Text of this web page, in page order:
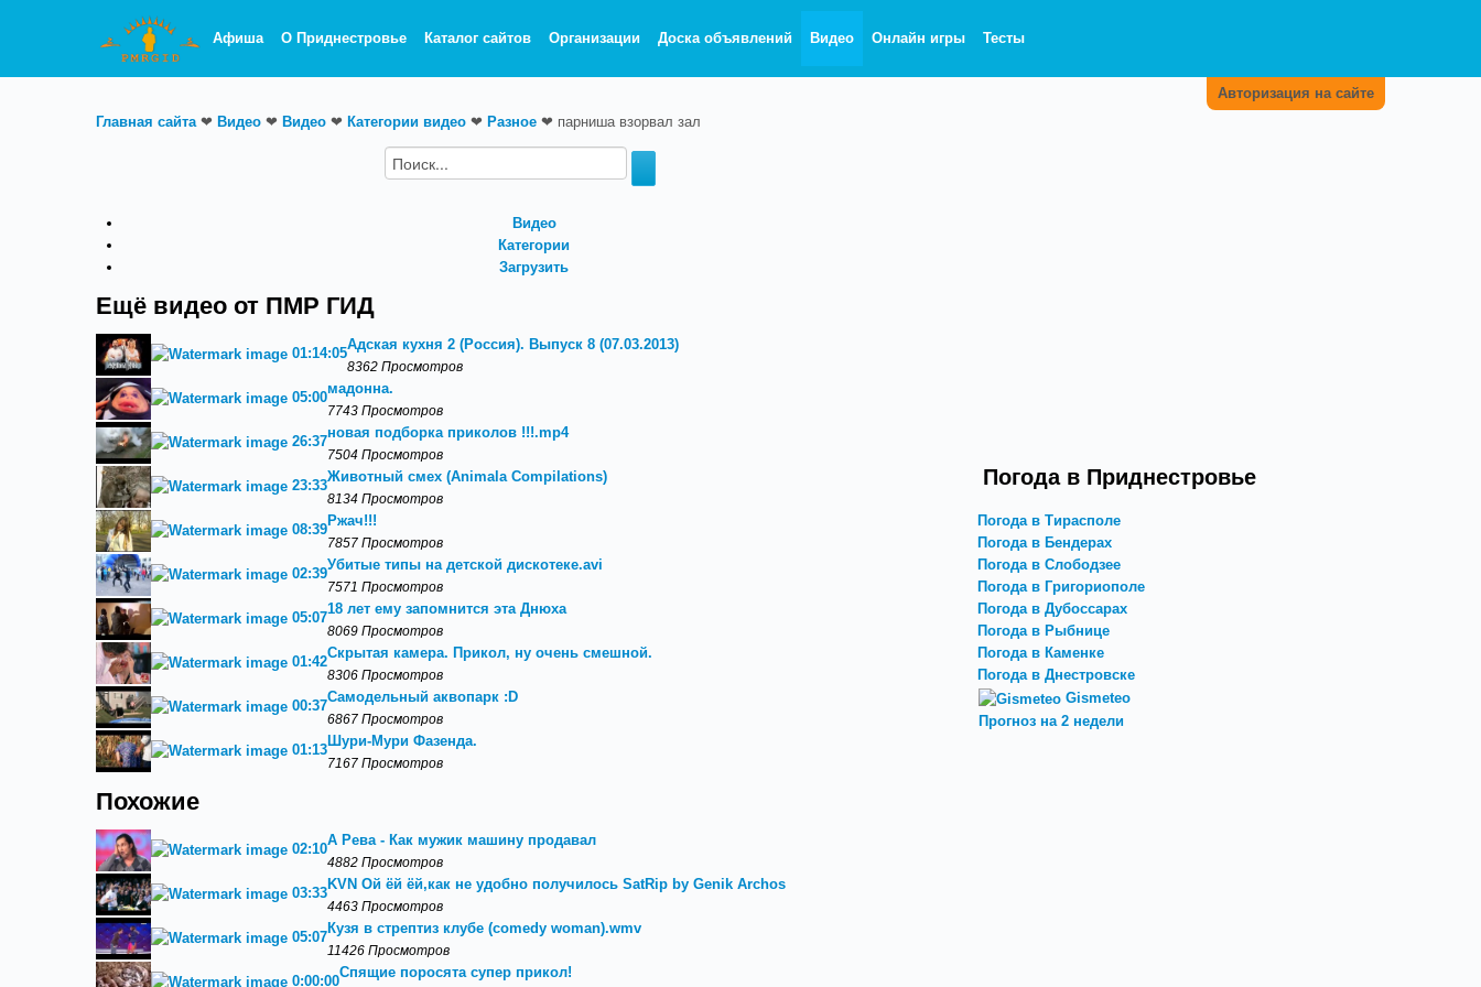
Афиша О Приднестровье Каталог сайтов Организации Доска объявлений Видео Онлайн игры Тесты
Авторизация на сайте
Главная сайта❤ Видео ❤ Видео ❤ Категории видео ❤ Разное ❤ парниша взорвал зал
Видео
Категории
Загрузить
Ещё видео от ПМР ГИД
01:14:05
Адская кухня 2 (Россия). Выпуск 8 (07.03.2013)
8362 Просмотров
05:00
мадонна.
7743 Просмотров
26:37
новая подборка приколов !!!.mp4
7504 Просмотров
23:33
Животный смех (Animala Compilations)
8134 Просмотров
08:39
Ржач!!!
7857 Просмотров
02:39
Убитые типы на детской дискотеке.avi
7571 Просмотров
05:07
18 лет ему запомнится эта Днюха
8069 Просмотров
01:42
Скрытая камера. Прикол, ну очень смешной.
8306 Просмотров
00:37
Самодельный аквопарк :D
6867 Просмотров
01:13
Шури-Мури Фазенда.
7167 Просмотров
Похожие
02:10
А Рева - Как мужик машину продавал
4882 Просмотров
03:33
KVN Ой ёй ёй,как не удобно получилось SatRip by Genik Archos
4463 Просмотров
05:07
Кузя в стрептиз клубе (comedy woman).wmv
11426 Просмотров
0:00:00
Спящие поросята супер прикол!
Погода в Приднестровье
Погода в Тирасполе
Погода в Бендерах
Погода в Слободзее
Погода в Григориополе
Погода в Дубоссарах
Погода в Рыбнице
Погода в Каменке
Погода в Днестровске
Gismeteo
Прогноз на 2 недели